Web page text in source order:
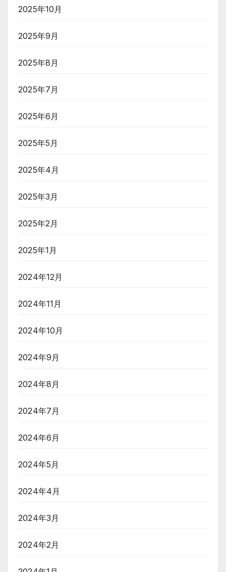
2025年10月
2025年9月
2025年8月
2025年7月
2025年6月
2025年5月
2025年4月
2025年3月
2025年2月
2025年1月
2024年12月
2024年11月
2024年10月
2024年9月
2024年8月
2024年7月
2024年6月
2024年5月
2024年4月
2024年3月
2024年2月